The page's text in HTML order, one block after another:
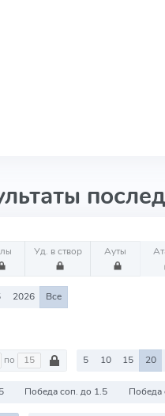
Уд. в створ Ауты
2026 Все
по 5 10 15 20
Победа соп. до 1.5